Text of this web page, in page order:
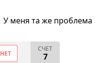
У меня та же проблема
НЕТ
СЧЕТ
7